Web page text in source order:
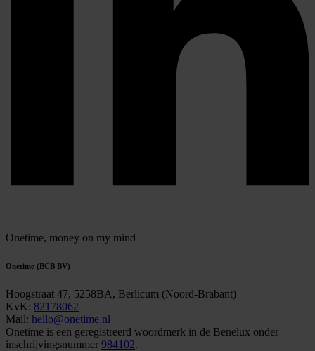
Onetime, money on my mind
Onetime (BCB BV)
Hoogstraat 47, 5258BA, Berlicum (Noord-Brabant)
KvK: 82178062
Mail: hello@onetime.nl
Onetime is een geregistreerd woordmerk in de Benelux onder
inschrijvingsnummer 984102.